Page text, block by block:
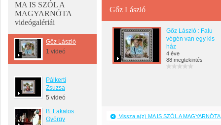
MA IS SZÓL A
MAGYARNÓTA
videógalériái
Gőz László
1 videó
Pálkerti
Zsuzsa
5 videó
B. Lakatos
György
Gőz László
Gőz László : Falu
végén van egy kis
ház
4 éve
88 megtekintés
Vissza a(z) MA IS SZÓL A